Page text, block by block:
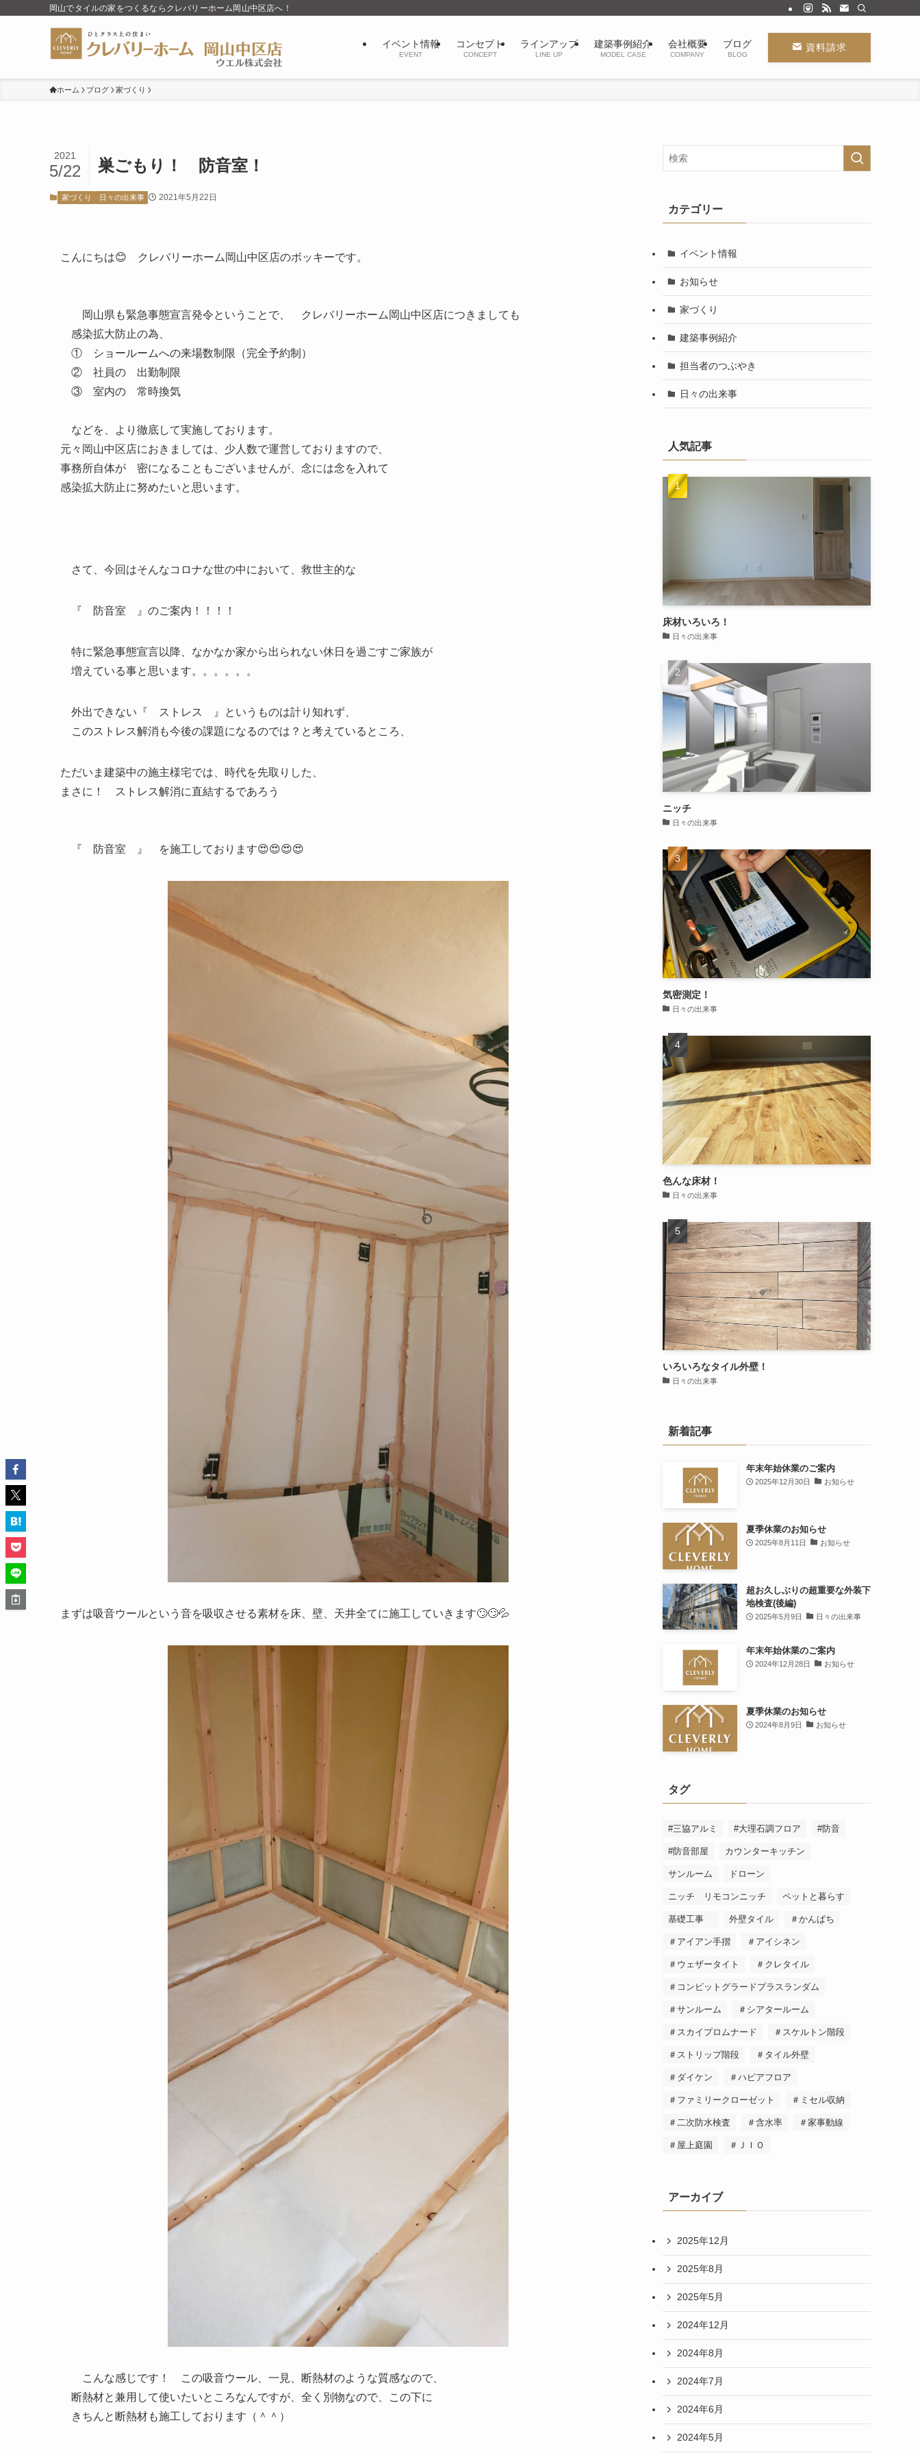
岡山でタイルの家をつくるならクレバリーホーム岡山中区店へ！
イベント情報
EVENT
コンセプト
CONCEPT
ラインアップ
LINE UP
建築事例紹介
MODEL CASE
会社概要
COMPANY
ブログ
BLOG
資料請求
ホーム ブログ 家づくり
巣ごもり！ 防音室！
2021
5/22
家づくり 日々の出来事 2021年5月22日
こんにちは😊 クレバリーホーム岡山中区店のボッキーです。
岡山県も緊急事態宣言発令ということで、 クレバリーホーム岡山中区店につきましても
感染拡大防止の為、
① ショールームへの来場数制限（完全予約制）
② 社員の 出勤制限
③ 室内の 常時換気
などを、より徹底して実施しております。
元々岡山中区店におきましては、少人数で運営しておりますので、
事務所自体が 密になることもございませんが、念には念を入れて
感染拡大防止に努めたいと思います。
さて、今回はそんなコロナな世の中において、救世主的な
『 防音室 』のご案内！！！！
特に緊急事態宣言以降、なかなか家から出られない休日を過ごすご家族が
増えている事と思います。。。。。。
外出できない『 ストレス 』というものは計り知れず、
このストレス解消も今後の課題になるのでは？と考えているところ、
ただいま建築中の施主様宅では、時代を先取りした、
まさに！ ストレス解消に直結するであろう
『 防音室 』 を施工しております😍😍😍😍
まずは吸音ウールという音を吸収させる素材を床、壁、天井全てに施工していきます🙄🙄💦
こんな感じです！ この吸音ウール、一見、断熱材のような質感なので、
断熱材と兼用して使いたいところなんですが、全く別物なので、この下に
きちんと断熱材も施工しております（＾＾）
カテゴリー
イベント情報
お知らせ
家づくり
建築事例紹介
担当者のつぶやき
日々の出来事
人気記事
床材いろいろ！
日々の出来事
ニッチ
日々の出来事
気密測定！
日々の出来事
色んな床材！
日々の出来事
いろいろなタイル外壁！
日々の出来事
新着記事
年末年始休業のご案内
2025年12月30日 お知らせ
夏季休業のお知らせ
2025年8月11日 お知らせ
超お久しぶりの超重要な外装下
地検査(後編)
2025年5月9日 日々の出来事
年末年始休業のご案内
2024年12月28日 お知らせ
夏季休業のお知らせ
2024年8月9日 お知らせ
タグ
#三協アルミ #大理石調フロア #防音
#防音部屋 カウンターキッチン
サンルーム ドローン
ニッチ リモコンニッチ ペットと暮らす
基礎工事 外壁タイル ＃かんぱち
＃アイアン手摺 ＃アイシネン
＃ウェザータイト ＃クレタイル
＃コンビットグラードプラスランダム
＃サンルーム ＃シアタールーム
＃スカイプロムナード ＃スケルトン階段
＃ストリップ階段 ＃タイル外壁
＃ダイケン ＃ハピアフロア
＃ファミリークローゼット ＃ミセル収納
＃二次防水検査 ＃含水率 ＃家事動線
＃屋上庭園 ＃ＪＩＯ
アーカイブ
2025年12月
2025年8月
2025年5月
2024年12月
2024年8月
2024年7月
2024年6月
2024年5月